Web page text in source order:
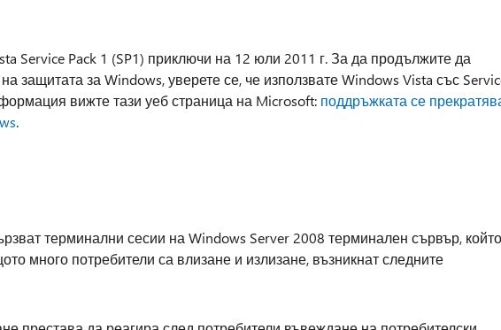
Service Pack 1 (SP1) приключи на 12 юли 2011 г. За да продължите да
защитата за Windows, уверете се, че използвате Windows Vista със
вижте тази уеб страница на Microsoft: поддръжката се
.
терминални сесии на Windows Server 2008 терминален сървър, който
много потребители са влизане и излизане, възникнат следните